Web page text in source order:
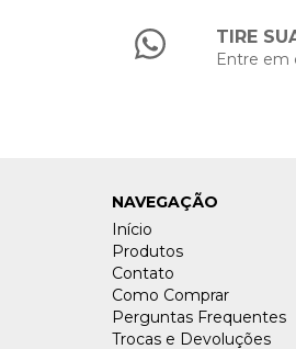
TIRE
Entre em
NAVEGAÇÃO
Início
Produtos
Contato
Como Comprar
Perguntas Frequentes
Trocas e Devoluções